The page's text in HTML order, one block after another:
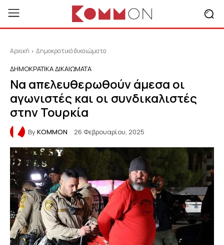
Αρχική Δημοκρατικά δικαιώματα
ΔΗΜΟΚΡΑΤΙΚΆ ΔΙΚΑΙΏΜΑΤΑ
Να απελευθερωθούν άμεσα οι
αγωνιστές και οι συνδικαλιστές
στην Τουρκία
ByKOMMON 26 Φεβρουαρίου, 2025